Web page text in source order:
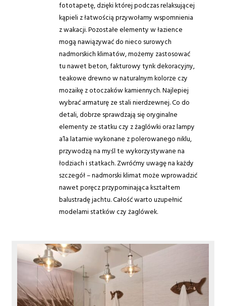
fototapetę, dzięki której podczas relaksującej
kąpieli z łatwością przywołamy wspomnienia
z wakacji. Pozostałe elementy w łazience
mogą nawiązywać do nieco surowych
nadmorskich klimatów, możemy zastosować
tu nawet beton, fakturowy tynk dekoracyjny,
teakowe drewno w naturalnym kolorze czy
mozaikę z otoczaków kamiennych. Najlepiej
wybrać armaturę ze stali nierdzewnej. Co do
detali, dobrze sprawdzają się oryginalne
elementy ze statku czy z żaglówki oraz lampy
a’la latarnie wykonane z polerowanego niklu,
przywodzą na myśl te wykorzystywane na
łodziach i statkach. Zwróćmy uwagę na każdy
szczegół – nadmorski klimat może wprowadzić
nawet poręcz przypominająca kształtem
balustradę jachtu. Całość warto uzupełnić
modelami statków czy żaglówek.